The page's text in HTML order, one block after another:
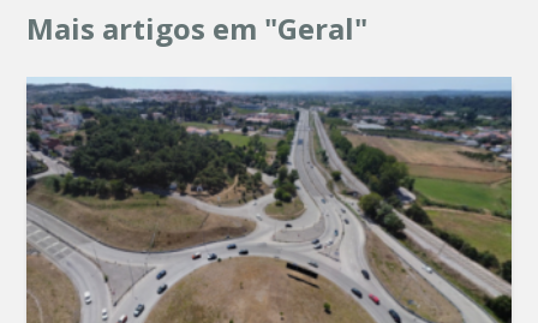
Mais artigos em "Geral"